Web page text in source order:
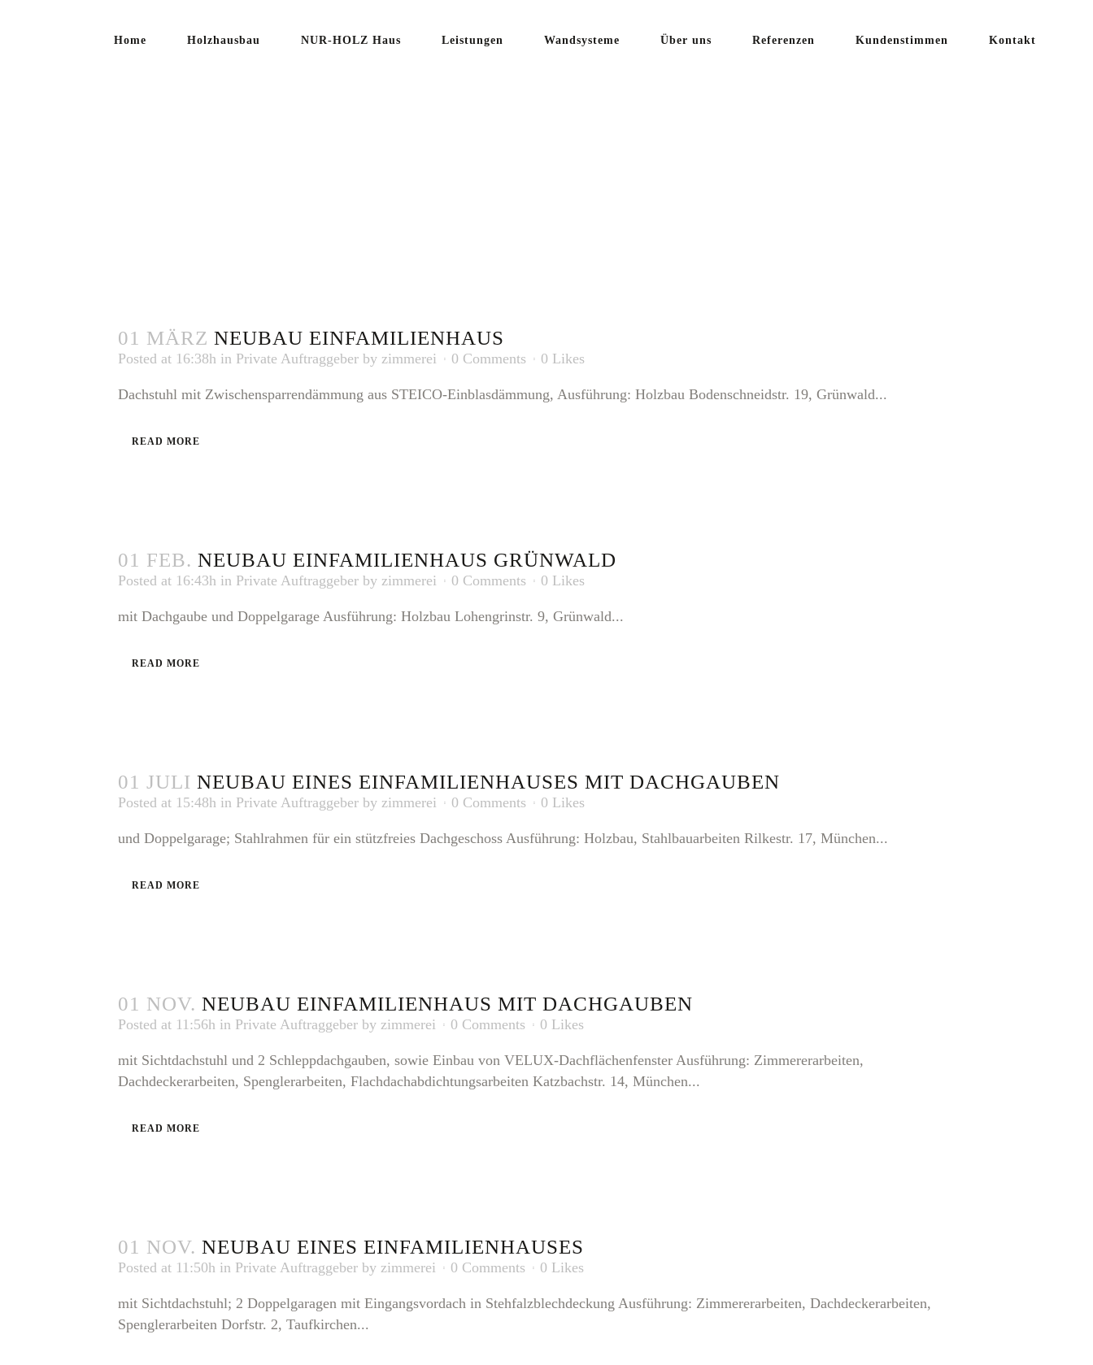
Home Holzhausbau NUR-HOLZ Haus Leistungen Wandsysteme Über uns Referenzen Kundenstimmen Kontakt
01 MÄRZ NEUBAU EINFAMILIENHAUS
Posted at 16:38h in Private Auftraggeber by zimmerei 0 Comments 0 Likes
Dachstuhl mit Zwischensparrendämmung aus STEICO-Einblasdämmung, Ausführung: Holzbau Bodenschneidstr. 19, Grünwald...
READ MORE
01 FEB. NEUBAU EINFAMILIENHAUS GRÜNWALD
Posted at 16:43h in Private Auftraggeber by zimmerei 0 Comments 0 Likes
mit Dachgaube und Doppelgarage Ausführung: Holzbau Lohengrinstr. 9, Grünwald...
READ MORE
01 JULI NEUBAU EINES EINFAMILIENHAUSES MIT DACHGAUBEN
Posted at 15:48h in Private Auftraggeber by zimmerei 0 Comments 0 Likes
und Doppelgarage; Stahlrahmen für ein stützfreies Dachgeschoss Ausführung: Holzbau, Stahlbauarbeiten Rilkestr. 17, München...
READ MORE
01 NOV. NEUBAU EINFAMILIENHAUS MIT DACHGAUBEN
Posted at 11:56h in Private Auftraggeber by zimmerei 0 Comments 0 Likes
mit Sichtdachstuhl und 2 Schleppdachgauben, sowie Einbau von VELUX-Dachflächenfenster Ausführung: Zimmererarbeiten,
Dachdeckerarbeiten, Spenglerarbeiten, Flachdachabdichtungsarbeiten Katzbachstr. 14, München...
READ MORE
01 NOV. NEUBAU EINES EINFAMILIENHAUSES
Posted at 11:50h in Private Auftraggeber by zimmerei 0 Comments 0 Likes
mit Sichtdachstuhl; 2 Doppelgaragen mit Eingangsvordach in Stehfalzblechdeckung Ausführung: Zimmererarbeiten, Dachdeckerarbeiten,
Spenglerarbeiten Dorfstr. 2, Taufkirchen...